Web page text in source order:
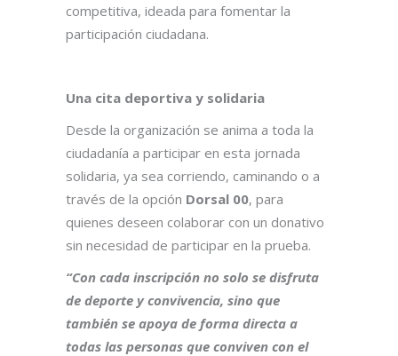
competitiva, ideada para fomentar la
participación ciudadana.
Una cita deportiva y solidaria
Desde la organización se anima a toda la
ciudadanía a participar en esta jornada
solidaria, ya sea corriendo, caminando o a
través de la opción Dorsal 00, para
quienes deseen colaborar con un donativo
sin necesidad de participar en la prueba.
“Con cada inscripción no solo se disfruta
de deporte y convivencia, sino que
también se apoya de forma directa a
todas las personas que conviven con el